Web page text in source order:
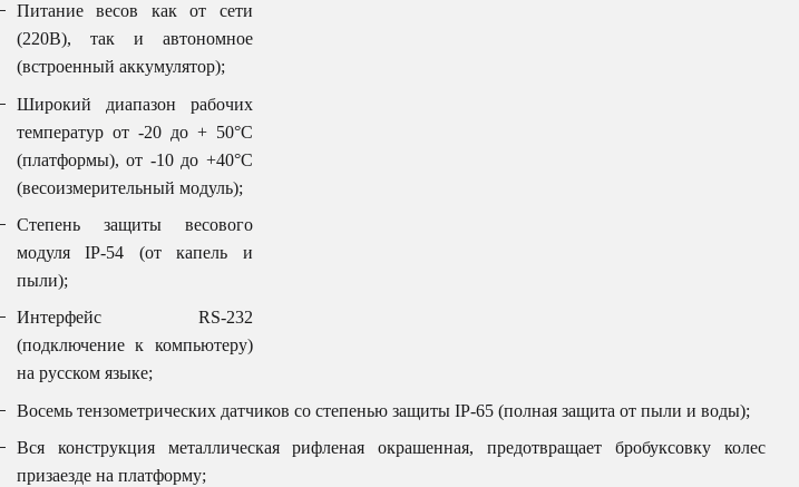
Питание весов как от сети
(220В), так и автономное
(встроенный аккумулятор);
Широкий диапазон рабочих
температур от -20 до + 50°С
(платформы), от -10 до +40°С
(весоизмерительный модуль);
Степень защиты весового
модуля IP-54 (от капель и
пыли);
Интерфейс RS-232
(подключение к компьютеру)
на русском языке;
Восемь тензометрических датчиков со степенью защиты IP-65 (полная защита от пыли и воды);
Вся конструкция металлическая рифленая окрашенная, предотвращает бробуксовку колес
призаезде на платформу;